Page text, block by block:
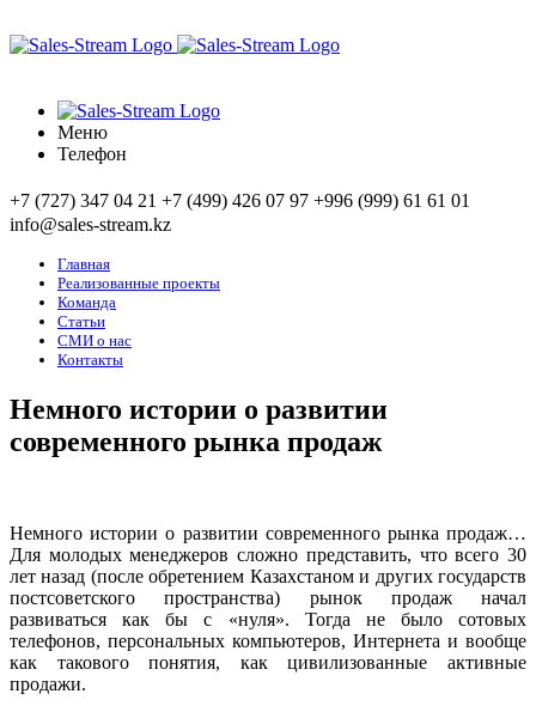
Меню
Телефон
+7 (727) 347 04 21 +7 (499) 426 07 97 +996 (999) 61 61 01
info@sales-stream.kz
Главная
Реализованные проекты
Команда
Статьи
СМИ о нас
Контакты
Немного истории о развитии
современного рынка продаж
Немного истории о развитии современного рынка продаж…
Для молодых менеджеров сложно представить, что всего 30
лет назад (после обретением Казахстаном и других государств
постсоветского пространства) рынок продаж начал
развиваться как бы с «нуля». Тогда не было сотовых
телефонов, персональных компьютеров, Интернета и вообще
как такового понятия, как цивилизованные активные
продажи.